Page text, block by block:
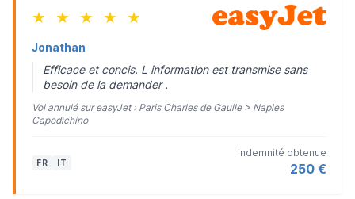
★ ★ ★ ★ ★
Jonathan
Efficace et concis. L information est transmise sans
besoin de la demander .
Vol annulé sur easyJet › Paris Charles de Gaulle > Naples
Capodichino
FR IT
Indemnité obtenue
250 €